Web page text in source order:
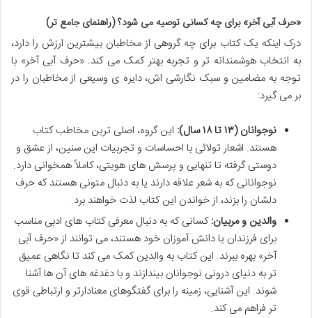
«حرف آبی آخر» برای چه کسانی توصیه می شود؟ (راهنمای جامع تر)
درک اینکه یک کتاب برای چه گروهی از مخاطبان بیشترین ارزش را دارد،
به انتخاب هوشمندانه تر و تجربه بهتر کمک می کند. «حرف آبی آخر» با
توجه به مضامین و سبک نگارشی اش، دایره ی وسیعی از مخاطبان را در
بر می گیرد:
نوجوانان (۱۳ تا ۱۸ سال):
این گروه، اصلی ترین مخاطب کتاب
هستند. اشعار تولائی با احساسات و تجربیات این سنین، از عشق و
دوستی گرفته تا تنهایی و پرسش های هویتی، کاملاً همخوانی دارد.
نوجوانانی که به شعر علاقه دارند یا به دنبال متونی هستند که حرف
دلشان را بزند، از خواندن این کتاب لذت خواهند برد.
والدین و مربیان:کسانی که به دنبال معرفی کتاب های ادبی مناسب
برای فرزندان یا دانش آموزان خود هستند، می توانند از «حرف آبی
آخر» بهره ببرند. این کتاب به والدین کمک می کند تا نگاهی عمیق
تر به دنیای درونی نوجوانان بیندازند و با دغدغه های آن ها آشنا
شوند. این آشنایی، زمینه را برای گفتگوهای معنادارتر و ارتباطی قوی
تر فراهم می کند.